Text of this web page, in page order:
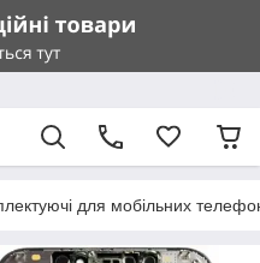
для мобільних